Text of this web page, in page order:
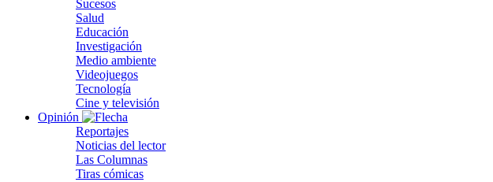
Sucesos
Salud
Educación
Investigación
Medio ambiente
Videojuegos
Tecnología
Cine y televisión
Opinión
Reportajes
Noticias del lector
Las Columnas
Tiras cómicas